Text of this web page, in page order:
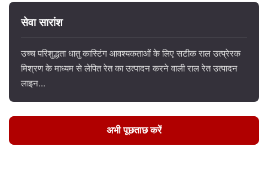
सेवा सारांश
उच्च परिशुद्धता धातु कास्टिंग आवश्यकताओं के लिए सटीक राल उत्प्रेरक
मिश्रण के माध्यम से लेपित रेत का उत्पादन करने वाली राल रेत उत्पादन
लाइन...
अभी पूछताछ करें